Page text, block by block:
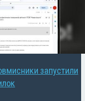
запустили